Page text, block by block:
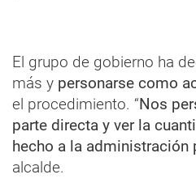
El grupo de gobierno ha
más y personarse como
el procedimiento. “Nos
parte directa y ver la
hecho a la administración
alcalde.